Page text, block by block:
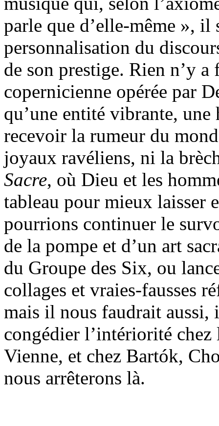
parle que d’elle-même », il
personnalisation du
de son prestige. Rien n’y
copernicienne opérée par
qu’une entité vibrante, une
recevoir la rumeur du
joyaux ravéliens, ni la
Sacre, où Dieu et les
tableau pour mieux laisser
pourrions continuer le
de la pompe et d’un art
du Groupe des Six, ou
collages et vraies-fausses
mais il nous faudrait aussi,
congédier l’intériorité chez
Vienne, et chez Bartók,
nous arrêterons là.